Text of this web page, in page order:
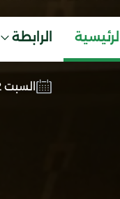
الرئيسية الرابطة
السبت 2 ماي 2026